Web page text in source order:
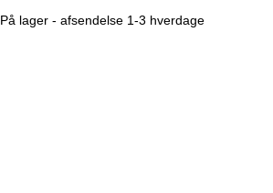
På lager - afsendelse 1-3 hverdage